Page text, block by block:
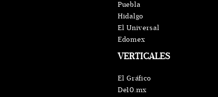
VERTICALES
El Gráfico
De10.mx
Puebla
Hidalgo
El Universal
Edomex